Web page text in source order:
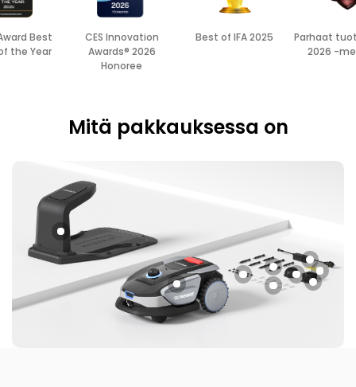
Best
the Year
CES Innovation
Awards® 2026
Honoree
Best of IFA 2025
Parhaat
2026 -
Mitä pakkauksessa on